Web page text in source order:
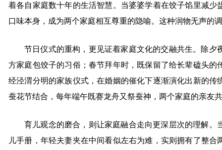
着各自家庭数十年的生活智慧。当婆婆学着在饺子馅里减
口味本身，成为两个家庭相互尊重的隐喻。这种润物无声的
节日仪式的重构，更见证着家庭文化的交融共生。除
方家庭包饺子的习俗；春节拜年时，既保留了给长辈磕头
经泾渭分明的家族仪式，在婚姻的催化下逐渐演化出新的
蚕花节结合，每年端午既赛龙舟又祭蚕神，两个家庭的亲友
育儿观念的磨合，则让家庭融合走向更深层次的理解
儿手册，年轻夫妻夹在中间看似左右为难，实则拥有了整